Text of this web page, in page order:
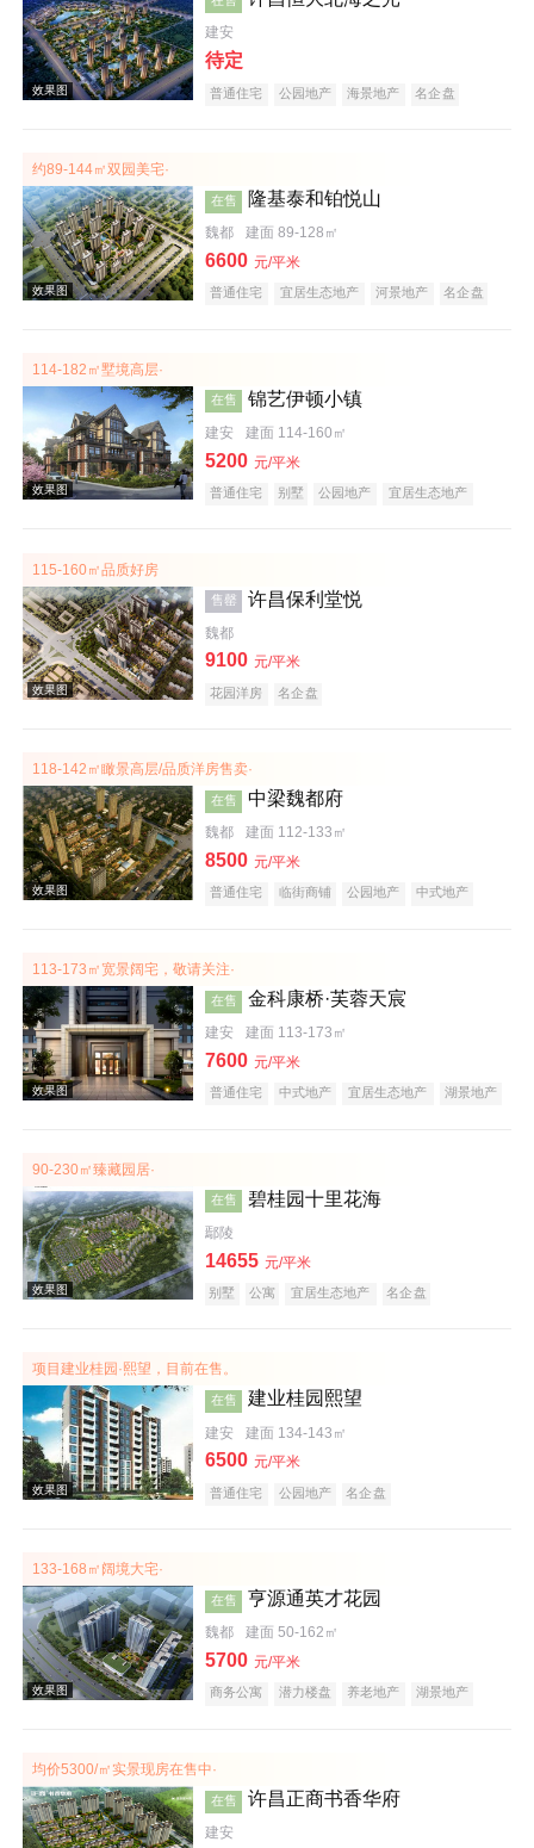
效果图
效果图
效果图
建安
待定
普通住宅 公园地产 海景地产 名企盘
约89-144㎡双园美宅·
效果图
在售 隆基泰和铂悦山
魏都 建面 89-128㎡
6600 元/平米
普通住宅 宜居生态地产 河景地产 名企盘
114-182㎡墅境高层·
在售 锦艺伊顿小镇
建安 建面 114-160㎡
5200 元/平米
普通住宅 别墅 公园地产
宜居生态地产
115-160㎡品质好房
效果图
售罄 许昌保利堂悦
魏都
9100 元/平米
花园洋房 名企盘
118-142㎡瞰景高层/品质洋房售卖·
效果图
在售 中梁魏都府
魏都 建面 112-133㎡
8500 元/平米
普通住宅 临街商铺 公园地产
中式地产
113-173㎡宽景阔宅，敬请关注·
在售 金科康桥·芙蓉天宸
建安 建面 113-173㎡
7600 元/平米
普通住宅 中式地产 宜居生态地产
湖景地产
90-230㎡臻藏园居·
在售 碧桂园十里花海
鄢陵
14655 元/平米
别墅 公寓 宜居生态地产 名企盘
项目建业桂园·熙望，目前在售。
在售 建业桂园熙望
建安 建面 134-143㎡
6500 元/平米
普通住宅 公园地产 名企盘
133-168㎡阔境大宅·
在售 亨源通英才花园
魏都 建面 50-162㎡
5700 元/平米
商务公寓 潜力楼盘 养老地产
湖景地产
均价5300/㎡实景现房在售中·
在售 许昌正商书香华府
建安